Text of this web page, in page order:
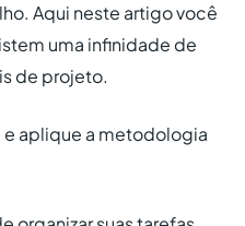
Aqui neste artigo você
uma infinidade de
de projeto.
e aplique a metodologia